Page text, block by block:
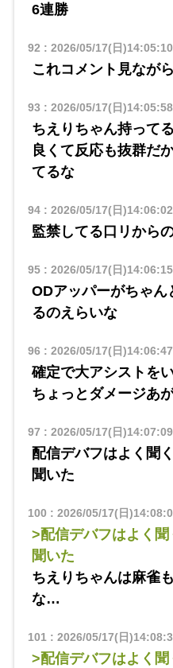
6連勝
92 : 2026/05/17(日)14:05:10
これコメント見なが
93 : 2026/05/17(日)14:05:58
ちえりちゃん持って
良くて反応も抜群だ
てるな
94: 2026/05/17(日)14:06:02
監禁してる口リから
95: 2026/05/17(日)14:06:15
ODアッパーがちゃん
るのえらいな
96 : 2026/05/17(日)14:06:47
確定で大アシストを
ちょっとダメージあ
97 : 2026/05/17(日)14:07:09
配信デバフはよく聞
聞いた
100 : 2026/05/17(日
>配信デバフはよく
聞いた
ちえりちゃんは麻雀
な…
101 : 2026/05/17(日
>配信デバフはよく